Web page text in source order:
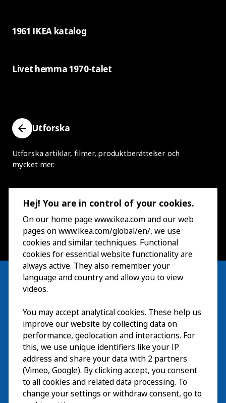
1961 IKEA katalog
Livet hemma 1970-talet
Utforska
Utforska artiklar, filmer, produktberättelser och
mycket mer.
Besök
Utforska
På gång
Om
Hej! You are in control of your cookies.
On our home page www.ikea.com and our web
pages on www.ikea.com/global/en/, we use
cookies and similar techniques. Functional
cookies for essential website functionality are
always active. They also remember your
language and country and allow you to view
videos.
You may accept analytical cookies. These help us
improve our website by collecting data on
performance, geolocation and interactions. For
this, we use unique identifiers like your IP
address and share your data with 2 partners
(Vimeo, Google). By clicking accept, you consent
to all cookies and related data processing. To
change your settings or withdraw consent, go to